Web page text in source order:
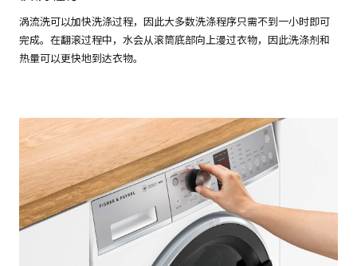
涡流洗可以加快洗涤过程，因此大多数洗涤程序只需不到一小时即可
完成。在翻滚过程中，水会从滚筒底部向上漫过衣物，因此洗涤剂和
热量可以更快地到达衣物。